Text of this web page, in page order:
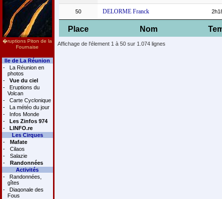
�ruptions Piton de la
Fournaise
Ile de La Réunion
-
La Réunion en
photos
-
Vue du ciel
-
Eruptions du
Volcan
-
Carte Cyclonique
-
La météo du jour
-
Infos Monde
-
Les Zinfos 974
-
LINFO.re
Les Cirques
-
Mafate
-
Cilaos
-
Salazie
-
Randonnées
Activités
-
Randonnées,
gîtes
-
Diagonale des
Fous
Place Nom
50 DELORME Franck
Affichage de l'élement 1 à 50 sur 1.074 lignes